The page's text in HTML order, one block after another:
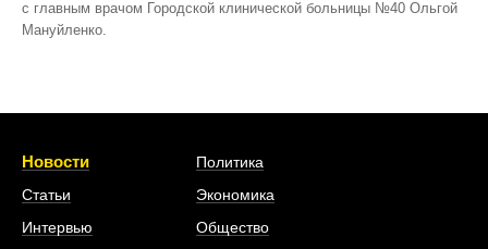
с главным врачом Городской клинической больницы №40 Ольгой
Мануйленко.
Новости
Статьи
Интервью
Политика
Экономика
Общество